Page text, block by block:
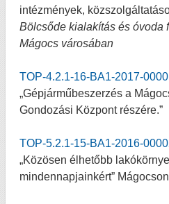
intézmények,
Bölcsőde kialakítás és óvoda
Mágocs városában
TOP-4.2.1-16-BA1-2017-
„Gépjárműbeszerzés a
Gondozási Központ részére.”
TOP-5.2.1-15-BA1-2016-
„Közösen élhetőbb
mindennapjainkért” Mágocson